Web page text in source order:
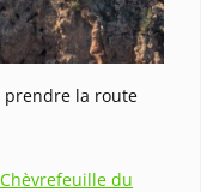
prendre la route
Chèvrefeuille du